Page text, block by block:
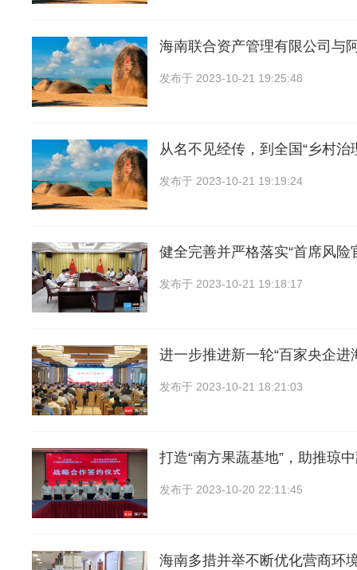
海南联合资产管理有限公司与
发布于 2023-10-21 19:25:48
从名不见经传，到全国“乡村治
发布于 2023-10-21 19:19:24
健全完善并严格落实“首席风险
发布于 2023-10-21 19:18:17
进一步推进新一轮“百家央企进
发布于 2023-10-21 18:21:03
打造“南方果蔬基地”，助推琼
发布于 2023-10-20 22:11:45
海南多措并举不断优化营商环